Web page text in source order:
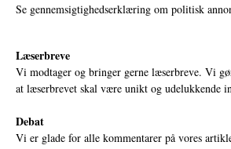
Se gennemsigtighedserklæring om politisk
Læserbreve
Vi modtager og bringer gerne læserbreve. Vi
at læserbrevet skal være unikt og udelukkende
Debat
Vi er glade for alle kommentarer på vores